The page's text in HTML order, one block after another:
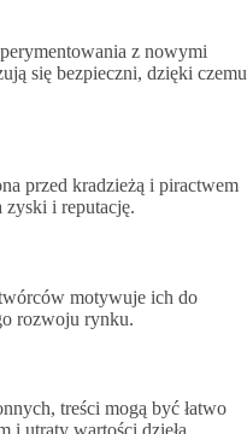
z nowymi
się bezpieczni, dzięki czemu
przed kradzieżą i piractwem
zyski i reputację.
motywuje ich do
rozwoju rynku.
treści mogą być łatwo